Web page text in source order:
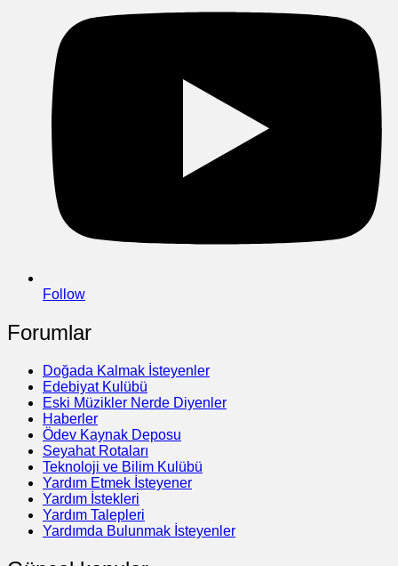
Follow
Forumlar
Doğada Kalmak İsteyenler
Edebiyat Kulübü
Eski Müzikler Nerde Diyenler
Haberler
Ödev Kaynak Deposu
Seyahat Rotaları
Teknoloji ve Bilim Kulübü
Yardım Etmek İsteyener
Yardım İstekleri
Yardım Talepleri
Yardımda Bulunmak İsteyenler